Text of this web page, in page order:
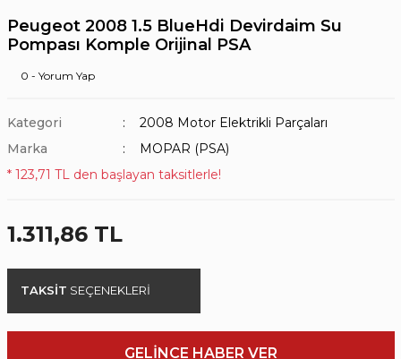
Peugeot 2008 1.5 BlueHdi Devirdaim Su
Pompası Komple Orijinal PSA
0 - Yorum Yap
Kategori
2008 Motor Elektrikli Parçaları
Marka
MOPAR (PSA)
* 123,71 TL den başlayan taksitlerle!
1.311,86 TL
TAKSİT SEÇENEKLERİ
GELİNCE HABER VER